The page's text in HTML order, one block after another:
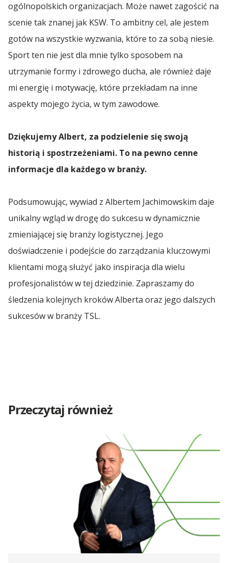
ogólnopolskich organizacjach. Może nawet zagościć na
scenie tak znanej jak KSW. To ambitny cel, ale jestem
gotów na wszystkie wyzwania, które to za sobą niesie.
Sport ten nie jest dla mnie tylko sposobem na
utrzymanie formy i zdrowego ducha, ale również daje
mi energię i motywację, które przekładam na inne
aspekty mojego życia, w tym zawodowe.
Dziękujemy Albert, za podzielenie się swoją
historią i spostrzeżeniami. To na pewno cenne
informacje dla każdego w branży.
Podsumowując, wywiad z Albertem Jachimowskim daje
unikalny wgląd w drogę do sukcesu w dynamicznie
zmieniającej się branży logistycznej. Jego
doświadczenie i podejście do zarządzania kluczowymi
klientami mogą służyć jako inspiracja dla wielu
profesjonalistów w tej dziedzinie. Zapraszamy do
śledzenia kolejnych kroków Alberta oraz jego dalszych
sukcesów w branży TSL.
Przeczytaj również